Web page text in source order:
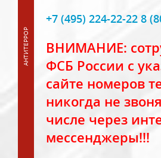
+7 (495) 224-22-22 8
ВНИМАНИЕ:
ФСБ России с
сайте номеров
никогда не
числе через
мессенджеры!!!